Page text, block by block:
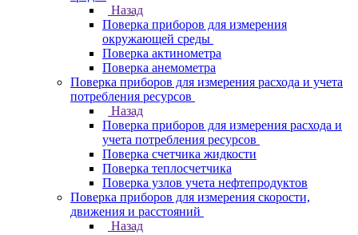
Назад
Поверка приборов для измерения
окружающей среды
Поверка актинометра
Поверка анемометра
Поверка приборов для измерения расхода и учета
потребления ресурсов
Назад
Поверка приборов для измерения расхода и
учета потребления ресурсов
Поверка счетчика жидкости
Поверка теплосчетчика
Поверка узлов учета нефтепродуктов
Поверка приборов для измерения скорости,
движения и расстояний
Назад